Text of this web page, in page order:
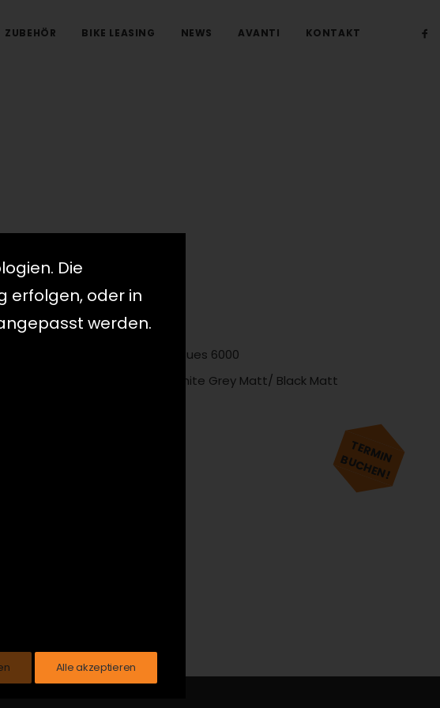
TERMIN
BUCHEN!
ZUBEHÖR BIKE LEASING NEWS AVANTI KONTAKT
HIGHLIGHTS
1x10 Cues 6000
Graphite Grey Matt/ Black Matt
Die
erfolgen, oder in
werden.
Alle akzeptieren